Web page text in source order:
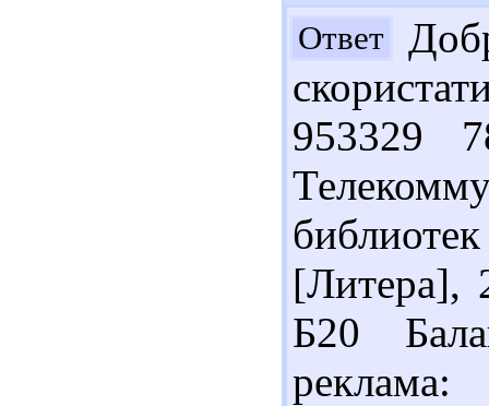
Ответ
953329
[Литера],
Б20